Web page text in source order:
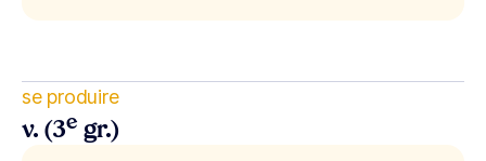
se produire
v. (3e gr.)